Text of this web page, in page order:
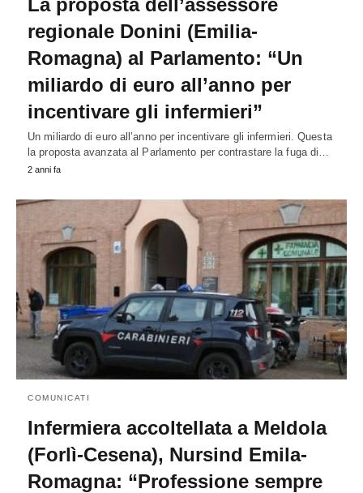
La proposta dell’assessore
regionale Donini (Emilia-
Romagna) al Parlamento: “Un
miliardo di euro all’anno per
incentivare gli infermieri”
Un miliardo di euro all’anno per incentivare gli infermieri. Questa
la proposta avanzata al Parlamento per contrastare la fuga di…
2 anni fa
COMUNICATI
Infermiera accoltellata a Meldola
(Forlì-Cesena), Nursind Emila-
Romagna: “Professione sempre